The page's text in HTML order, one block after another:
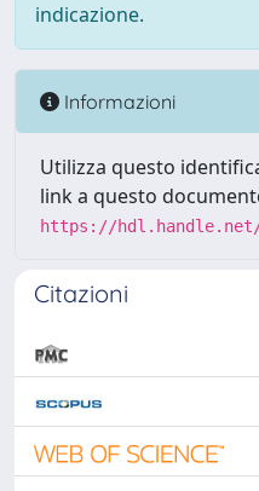
indicazione.
Informazioni
Utilizza questo
link a questo
https://hdl.handle.net/
Citazioni